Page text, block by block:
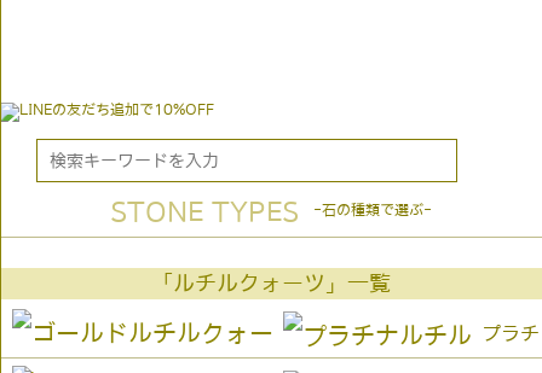
STONE TYPES -石の種類で選ぶ-
「ルチルクォーツ」一覧
プラチ